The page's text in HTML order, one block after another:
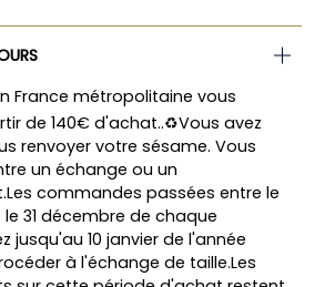
France métropolitaine vous
de 140€ d'achat..♻️Vous avez
renvoyer votre sésame. Vous
un échange ou un
commandes passées entre le
31 décembre de chaque
jusqu'au 10 janvier de l'année
à l'échange de taille.Les